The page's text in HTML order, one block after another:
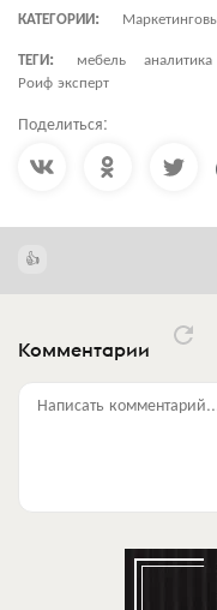
КАТЕГОРИИ:
ТЕГИ:
мебель аналитика
Роиф эксперт
Поделиться:
Комментарии
Написать